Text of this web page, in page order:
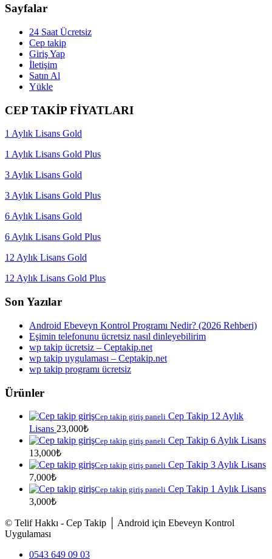
Sayfalar
24 Saat Ücretsiz
Cep takip
Giriş Yap
İletişim
Satın Al
Yükle
CEP TAKİP FİYATLARI
1 Aylık Lisans Gold
1 Aylık Lisans Gold Plus
3 Aylık Lisans Gold
3 Aylık Lisans Gold Plus
6 Aylık Lisans Gold
6 Aylık Lisans Gold Plus
12 Aylık Lisans Gold
12 Aylık Lisans Gold Plus
Son Yazılar
Android Ebeveyn Kontrol Programı Nedir? (2026 Rehberi)
Eşimin telefonunu ücretsiz nasıl dinleyebilirim
wp takip ücretsiz – Ceptakip.net
wp takip uygulaması – Ceptakip.net
wp takip programı ücretsiz
Ürünler
Cep takip giriş paneli Cep Takip 12 Aylık
Lisans 23,000₺
Cep takip giriş paneli Cep Takip 6 Aylık Lisans
13,000₺
Cep takip giriş paneli Cep Takip 3 Aylık Lisans
7,000₺
Cep takip giriş paneli Cep Takip 1 Aylık Lisans
3,000₺
© Telif Hakkı - Cep Takip │ Android için Ebeveyn Kontrol
Uygulaması
0543 649 09 03